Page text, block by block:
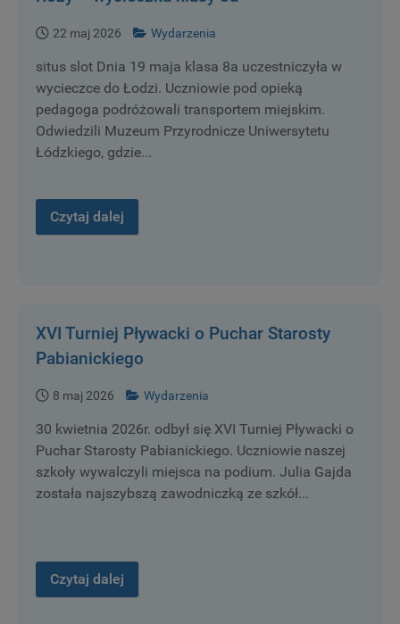
22 maj 2026 Wydarzenia
situs slot Dnia 19 maja klasa 8a uczestniczyła w
wycieczce do Łodzi. Uczniowie pod opieką
pedagoga podróżowali transportem miejskim.
Odwiedzili Muzeum Przyrodnicze Uniwersytetu
Łódzkiego, gdzie...
Czytaj dalej
XVI Turniej Pływacki o Puchar Starosty
Pabianickiego
8 maj 2026 Wydarzenia
30 kwietnia 2026r. odbył się XVI Turniej Pływacki o
Puchar Starosty Pabianickiego. Uczniowie naszej
szkoły wywalczyli miejsca na podium. Julia Gajda
została najszybszą zawodniczką ze szkół...
Czytaj dalej